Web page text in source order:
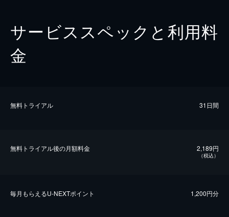
サービススペックと利用料
金
無料トライアル 31日間
無料トライアル後の⽉額料金 2,189円
（税込）
毎⽉もらえるU-NEXTポイント 1,200円分